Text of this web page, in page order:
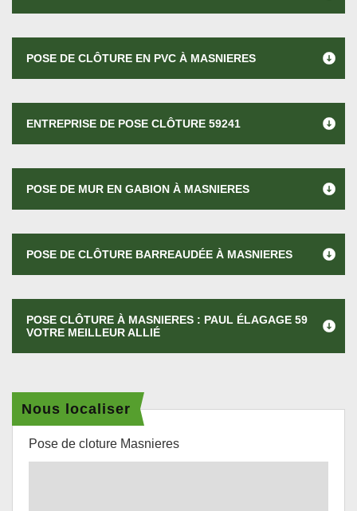
POSE DE CLÔTURE EN PVC À MASNIERES
ENTREPRISE DE POSE CLÔTURE 59241
POSE DE MUR EN GABION À MASNIERES
POSE DE CLÔTURE BARREAUDÉE À MASNIERES
POSE CLÔTURE À MASNIERES : PAUL ÉLAGAGE 59
VOTRE MEILLEUR ALLIÉ
Nous localiser
Pose de cloture Masnieres